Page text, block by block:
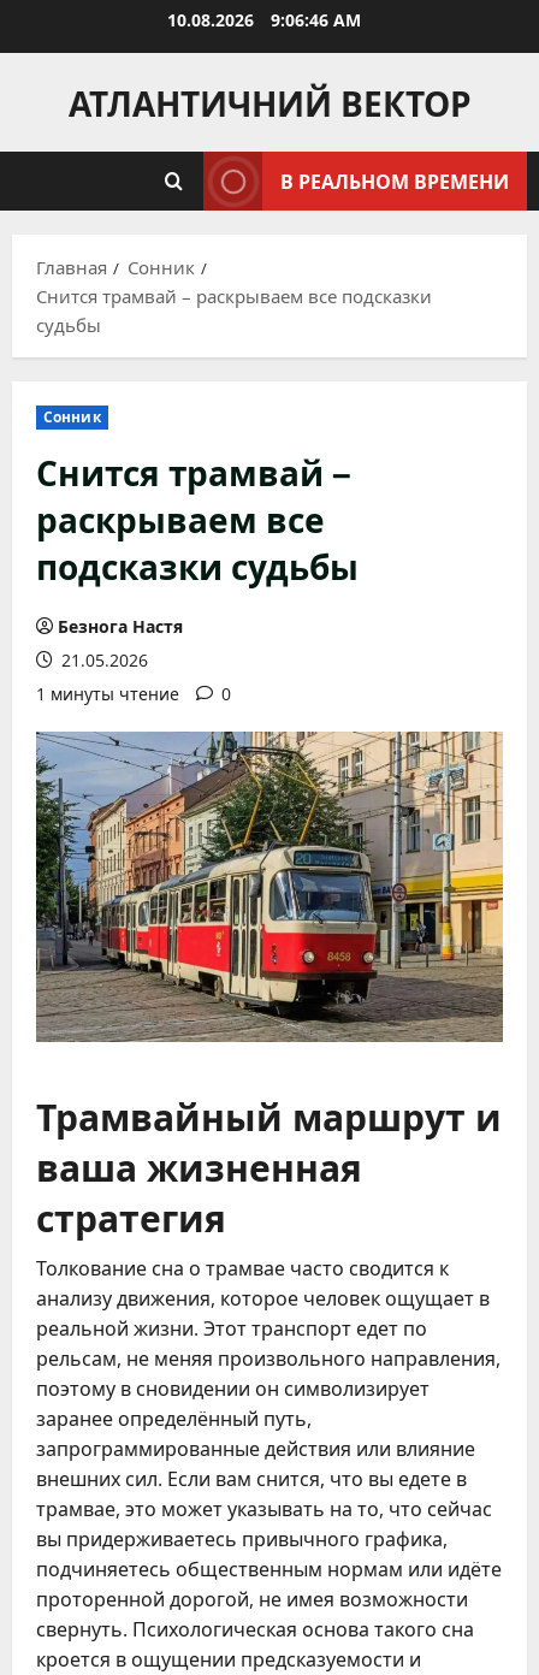
10.08.2026 9:06:47 AM
АТЛАНТИЧНИЙ ВЕКТОР
В РЕАЛЬНОМ ВРЕМЕНИ
Главная
Сонник
Снится трамвай – раскрываем все подсказки
судьбы
Сонник
Снится трамвай –
раскрываем все
подсказки судьбы
Безнога Настя
21.05.2026
1 минуты чтение
0
Трамвайный маршрут и
ваша жизненная
стратегия
Толкование сна о трамвае часто сводится к
анализу движения, которое человек ощущает в
реальной жизни. Этот транспорт едет по
рельсам, не меняя произвольного направления,
поэтому в сновидении он символизирует
заранее определённый путь,
запрограммированные действия или влияние
внешних сил. Если вам снится, что вы едете в
трамвае, это может указывать на то, что сейчас
вы придерживаетесь привычного графика,
подчиняетесь общественным нормам или идёте
проторенной дорогой, не имея возможности
свернуть. Психологическая основа такого сна
кроется в ощущении предсказуемости и